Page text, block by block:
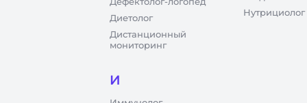
Диетолог
Дистанционный
мониторинг
И
Нутрициолог